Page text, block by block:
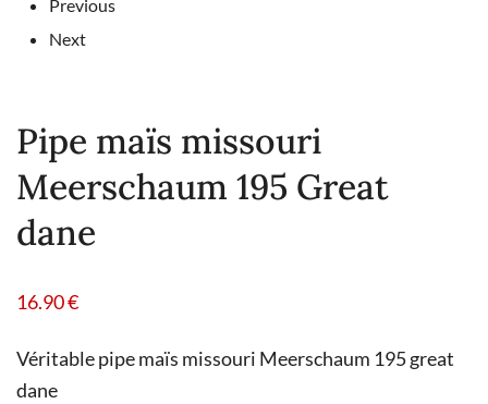
Previous
Next
Pipe maïs missouri
Meerschaum 195 Great
dane
16.90€
Véritable pipe maïs missouri Meerschaum 195 great
dane